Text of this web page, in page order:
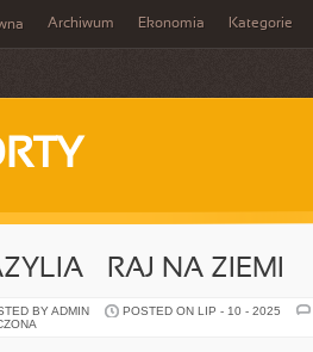
Archiwum Ekonomia Kategorie
– RAJ NA ZIEMI
BY ADMIN POSTED ON LIP - 10 - 2025